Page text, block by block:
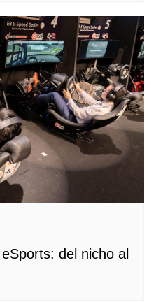
del nicho al